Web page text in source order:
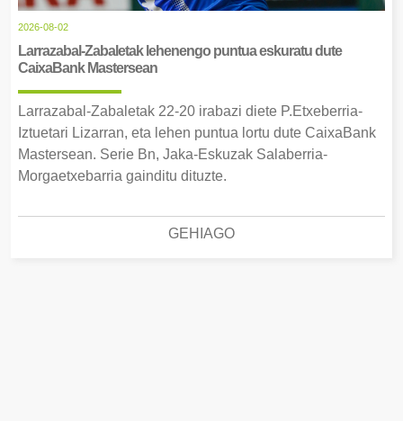
2026-08-02
Larrazabal-Zabaletak lehenengo puntua eskuratu dute
CaixaBank Mastersean
Larrazabal-Zabaletak 22-20 irabazi diete P.Etxeberria-
Iztuetari Lizarran, eta lehen puntua lortu dute CaixaBank
Mastersean. Serie Bn, Jaka-Eskuzak Salaberria-
Morgaetxebarria gainditu dituzte.
GEHIAGO